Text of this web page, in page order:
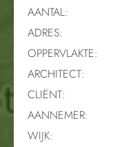
AANTAL:
ADRES:
OPPERVLAKTE:
ARCHITECT:
CLIËNT:
AANNEMER:
WIJK: